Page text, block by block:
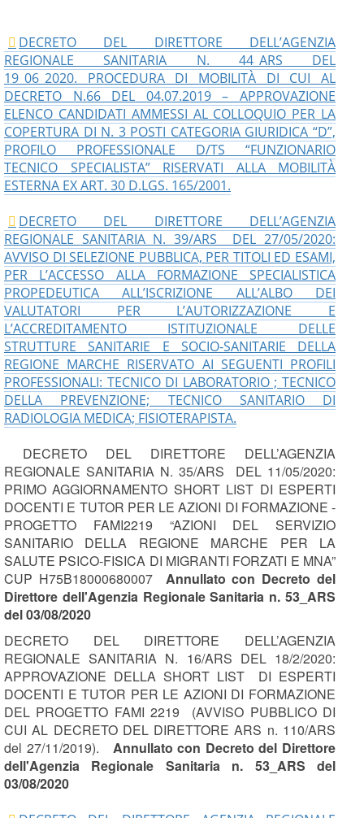
DECRETO DEL DIRETTORE DELL’AGENZIA
REGIONALE SANITARIA N. 44_ARS DEL
19_06_2020. PROCEDURA DI MOBILITÀ DI CUI AL
DECRETO N.66 DEL 04.07.2019 – APPROVAZIONE
ELENCO CANDIDATI AMMESSI AL COLLOQUIO PER LA
COPERTURA DI N. 3 POSTI CATEGORIA GIURIDICA “D”,
PROFILO PROFESSIONALE D/TS “FUNZIONARIO
TECNICO SPECIALISTA” RISERVATI ALLA MOBILITÀ
ESTERNA EX ART. 30 D.LGS. 165/2001.
DECRETO DEL DIRETTORE DELL’AGENZIA
REGIONALE SANITARIA N. 39/ARS DEL 27/05/2020:
AVVISO DI SELEZIONE PUBBLICA, PER TITOLI ED ESAMI,
PER L’ACCESSO ALLA FORMAZIONE SPECIALISTICA
PROPEDEUTICA ALL’ISCRIZIONE ALL’ALBO DEI
VALUTATORI PER L’AUTORIZZAZIONE E
L’ACCREDITAMENTO ISTITUZIONALE DELLE
STRUTTURE SANITARIE E SOCIO-SANITARIE DELLA
REGIONE MARCHE RISERVATO AI SEGUENTI PROFILI
PROFESSIONALI: TECNICO DI LABORATORIO ; TECNICO
DELLA PREVENZIONE; TECNICO SANITARIO DI
RADIOLOGIA MEDICA; FISIOTERAPISTA.
DECRETO DEL DIRETTORE DELL’AGENZIA
REGIONALE SANITARIA N. 35/ARS DEL 11/05/2020:
PRIMO AGGIORNAMENTO SHORT LIST DI ESPERTI
DOCENTI E TUTOR PER LE AZIONI DI FORMAZIONE -
PROGETTO FAMI2219 “AZIONI DEL SERVIZIO
SANITARIO DELLA REGIONE MARCHE PER LA
SALUTE PSICO-FISICA DI MIGRANTI FORZATI E MNA”
CUP H75B18000680007 Annullato con Decreto del
Direttore dell'Agenzia Regionale Sanitaria n. 53_ARS
del 03/08/2020
DECRETO DEL DIRETTORE DELL’AGENZIA
REGIONALE SANITARIA N. 16/ARS DEL 18/2/2020:
APPROVAZIONE DELLA SHORT LIST DI ESPERTI
DOCENTI E TUTOR PER LE AZIONI DI FORMAZIONE
DEL PROGETTO FAMI 2219 (AVVISO PUBBLICO DI
CUI AL DECRETO DEL DIRETTORE ARS n. 110/ARS
del 27/11/2019). Annullato con Decreto del Direttore
dell'Agenzia Regionale Sanitaria n. 53_ARS del
03/08/2020​